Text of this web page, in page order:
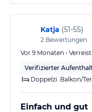
Katja (51-55)
2 Bewertungen
Vor 9 Monaten •
Verifizierter
Doppelzi. Balkon/
Einfach und gut